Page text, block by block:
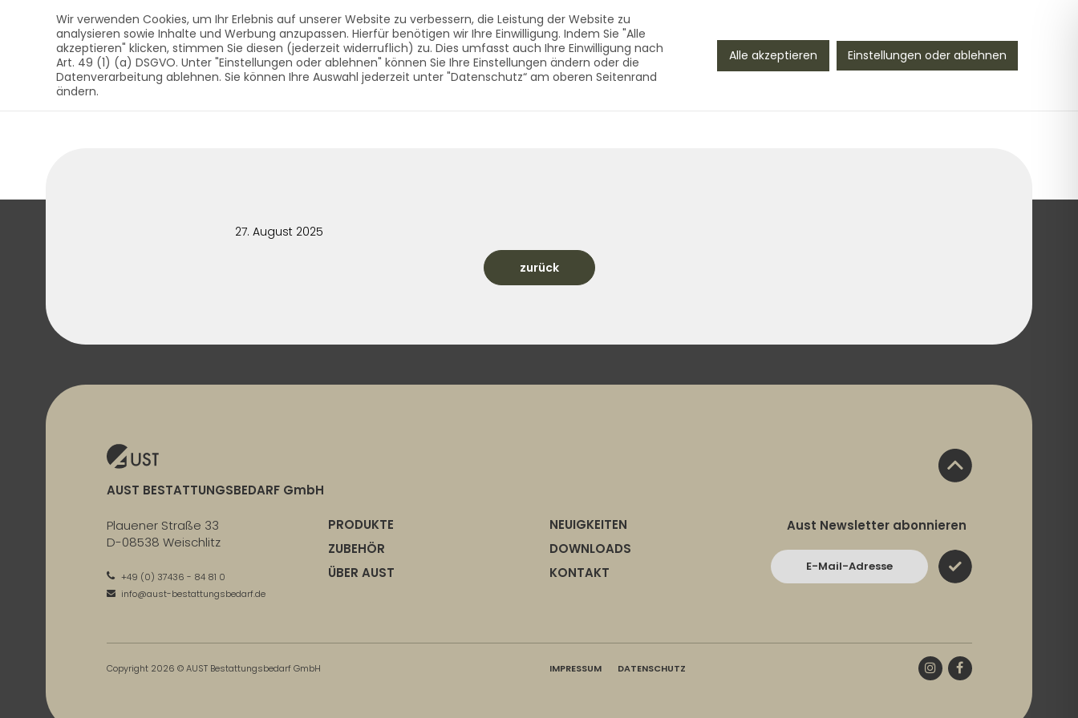
AUST Bestattungsbedarf - Qualität aus dem Vogtland seit 1990
AUST Bestattungsbedarf - Qualität aus dem Vogtland seit 1990 Startseite
SÄRGE URNEN ZUBEHÖR UNTERNEHMEN KONTAKT
27. August 2025
zurück
AUST BESTATTUNGSBEDARF GmbH
Plauener Straße 33
D-08538 Weischlitz
+49 (0) 37436 - 84 81 0
info@aust-bestattungsbedarf.de
PRODUKTE
ZUBEHÖR
ÜBER AUST
NEUIGKEITEN
DOWNLOADS
KONTAKT
Aust Newsletter abonnieren
E-Mail-Adresse
Copyright 2026 © AUST Bestattungsbedarf GmbH IMPRESSUM DATENSCHUTZ InstagramFacebook
Wir verwenden Cookies, um Ihr Erlebnis auf unserer Website zu verbessern, die Leistung der Website zu
analysieren sowie Inhalte und Werbung anzupassen. Hierfür benötigen wir Ihre Einwilligung. Indem Sie "Alle
akzeptieren" klicken, stimmen Sie diesen (jederzeit widerruflich) zu. Dies umfasst auch Ihre Einwilligung nach
Art. 49 (1) (a) DSGVO. Unter "Einstellungen oder ablehnen" können Sie Ihre Einstellungen ändern oder die
Datenverarbeitung ablehnen. Sie können Ihre Auswahl jederzeit unter "Datenschutz“ am oberen Seitenrand
ändern.
Alle akzeptieren Einstellungen oder ablehnen